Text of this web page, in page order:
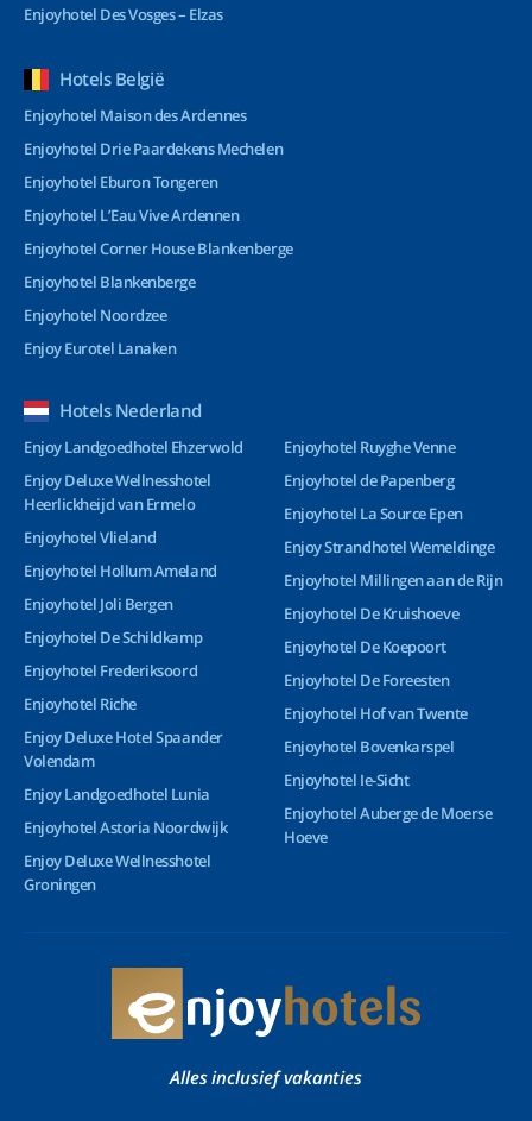
Enjoyhotel Des Vosges – Elzas
Hotels België
Enjoyhotel Maison des Ardennes
Enjoyhotel Drie Paardekens Mechelen
Enjoyhotel Eburon Tongeren
Enjoyhotel L’Eau Vive Ardennen
Enjoyhotel Corner House Blankenberge
Enjoyhotel Blankenberge
Enjoyhotel Noordzee
Enjoy Eurotel Lanaken
Hotels Nederland
Enjoy Landgoedhotel Ehzerwold
Enjoy Deluxe Wellnesshotel
Heerlickheijd van Ermelo
Enjoyhotel Vlieland
Enjoyhotel Hollum Ameland
Enjoyhotel Joli Bergen
Enjoyhotel De Schildkamp
Enjoyhotel Frederiksoord
Enjoyhotel Riche
Enjoy Deluxe Hotel Spaander
Volendam
Enjoy Landgoedhotel Lunia
Enjoyhotel Astoria Noordwijk
Enjoy Deluxe Wellnesshotel
Groningen
Enjoyhotel Ruyghe Venne
Enjoyhotel de Papenberg
Enjoyhotel La Source Epen
Enjoy Strandhotel Wemeldinge
Enjoyhotel Millingen aan de Rijn
Enjoyhotel De Kruishoeve
Enjoyhotel De Koepoort
Enjoyhotel De Foreesten
Enjoyhotel Hof van Twente
Enjoyhotel Bovenkarspel
Enjoyhotel Ie-Sicht
Enjoyhotel Auberge de Moerse
Hoeve
Alles inclusief vakanties